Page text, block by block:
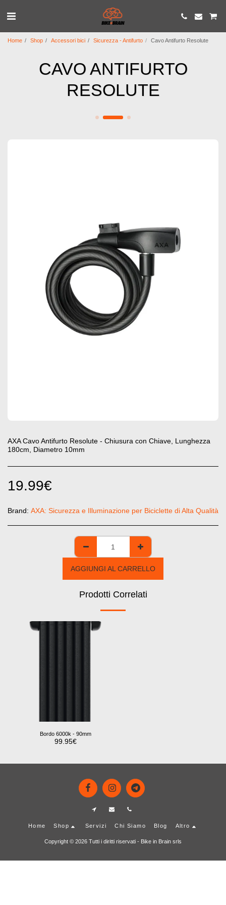
Home Shop Accessori bici Sicurezza - Antifurto Cavo Antifurto Resolute
CAVO ANTIFURTO
RESOLUTE
AXA Cavo Antifurto Resolute - Chiusura con Chiave, Lunghezza
180cm, Diametro 10mm
19.99€
Brand: AXA: Sicurezza e Illuminazione per Biciclette di Alta Qualità
AGGIUNGI AL CARRELLO
Prodotti Correlati
Bordo 6000k - 90mm
99.95€
Home Shop Servizi Chi Siamo Blog Altro
Copyright © 2026 Tutti i diritti riservati - Bike in Brain srls